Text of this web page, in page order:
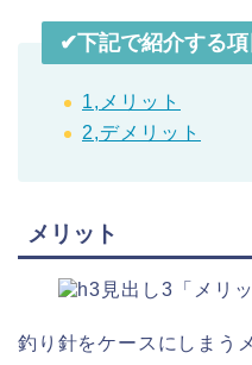
✔︎下記で紹介する項
1,メリット
2,デメリット
メリット
釣り針をケースにしまう